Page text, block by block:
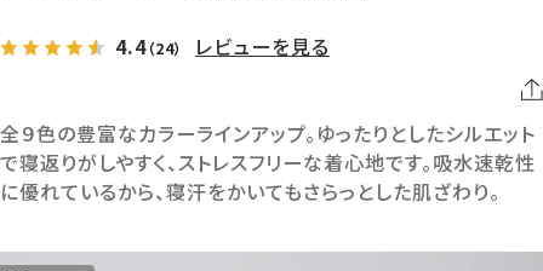
4.4（24） レビューを見る
全９色の豊富なカラーラインアップ。ゆったりとしたシルエット
で寝返りがしやすく、ストレスフリーな着心地です。吸水速乾性
に優れているから、寝汗をかいてもさらっとした肌ざわり。